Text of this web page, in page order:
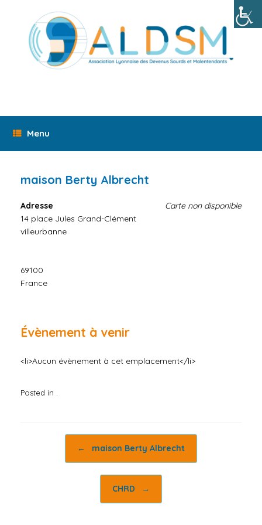
Menu
maison Berty Albrecht
Carte non disponible
Adresse
14 place Jules Grand-Clément
villeurbanne
69100
France
Évènement à venir
<li>Aucun évènement à cet emplacement</li>
Posted in .
← maison Berty Albrecht
CHRD →